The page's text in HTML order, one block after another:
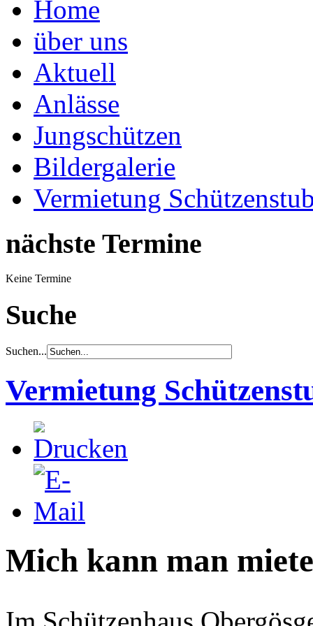
Home
über uns
Aktuell
Anlässe
Jungschützen
Bildergalerie
Vermietung
nächste Termine
Keine Termine
Suche
Suchen...
Vermietung
Mich kann man